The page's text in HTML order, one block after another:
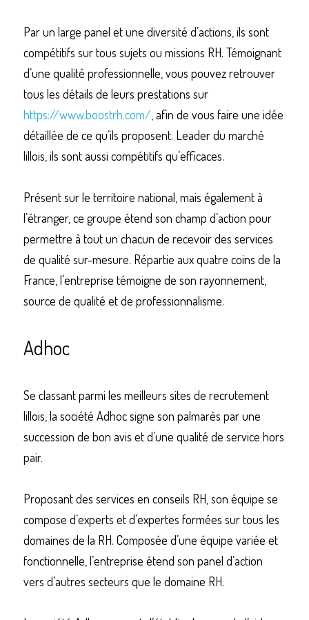
Par un large panel et une diversité d’actions, ils sont
compétitifs sur tous sujets ou missions RH. Témoignant
d’une qualité professionnelle, vous pouvez retrouver
https://www.boostrh.com/ , afin de vous faire une idée
détaillée de ce qu’ils proposent. Leader du marché
lillois, ils sont aussi compétitifs qu’efficaces.
Présent sur le territoire national, mais également à
l’étranger, ce groupe étend son champ d’action pour
permettre à tout un chacun de recevoir des services
de qualité sur-mesure. Répartie aux quatre coins de la
France, l’entreprise témoigne de son rayonnement,
source de qualité et de professionnalisme.
Adhoc
Se classant parmi les meilleurs sites de recrutement
lillois, la société Adhoc signe son palmarès par une
succession de bon avis et d’une qualité de service hors
pair.
Proposant des services en conseils RH, son équipe se
compose d’experts et d’expertes formées sur tous les
domaines de la RH. Composée d’une équipe variée et
fonctionnelle, l’entreprise étend son panel d’action
vers d’autres secteurs que le domaine RH.